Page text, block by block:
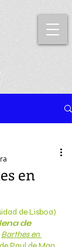
en
de Lisboa)
de
Barthes en